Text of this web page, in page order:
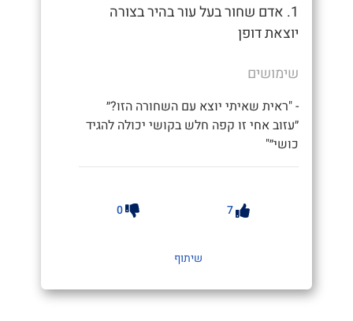
1. אדם שחור בעל עור בהיר בצורה
יוצאת דופן
שימושים
- "ראית שאיתי יוצא עם השחורה הזו?״
״עזוב אחי זו קפה חלש בקושי יכולה להגיד
כושי״"
7
0
שיתוף